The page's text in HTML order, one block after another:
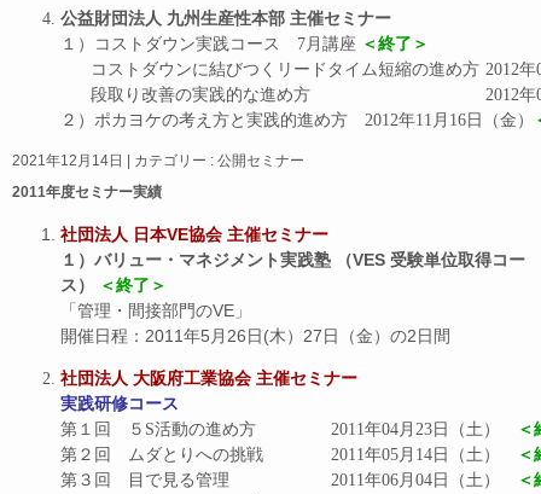
公益財団法人 九州生産性本部 主催セミナー
１）コストダウン実践コース　7月講座 ＜終了＞
コストダウンに結び
段取り改善の実
２）ポカヨケの考え方と実践的進め方　2012年11月16日（金）
2021年12月14日 カテゴリー : 公開セミナー
2011年度セミナー実績
社団法人 日本VE協会 主催セミナー
１） バリュー・マネジメント実践塾 （VES 受験単位取得コー
ス）
＜終了＞
「管理・間接部門のVE」
開催日程：2011年5月26日(木）27日（金）の2日間
社団法人 大阪府工業協会 主催セミナー
実践研修コース
第１回　５S活動の進め方		2011年04月23日（土）
＜
第２回　ムダとりへの挑戦		2011年05月14日（土）
＜
第３回　目で見る管理			2011年06月04日（土）
＜